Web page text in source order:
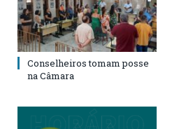
Conselheiros tomam posse
na Câmara